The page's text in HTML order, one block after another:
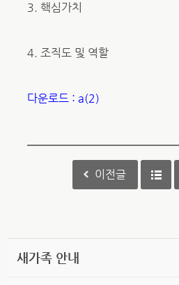
3. 핵심가치
4. 조직도 및 역할
다운로드 : a(2)
이전글
새가족 안내